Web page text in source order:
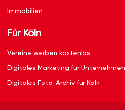
Immobilien
Für Köln
Vereine werben kostenlos
Digitales Marketing für Unternehmen
Digitales Foto-Archiv für Köln